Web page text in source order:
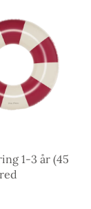
1-3 år (45